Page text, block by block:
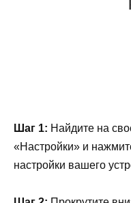
Шаг 1: Найдите на
«Настройки» и
настройки вашего